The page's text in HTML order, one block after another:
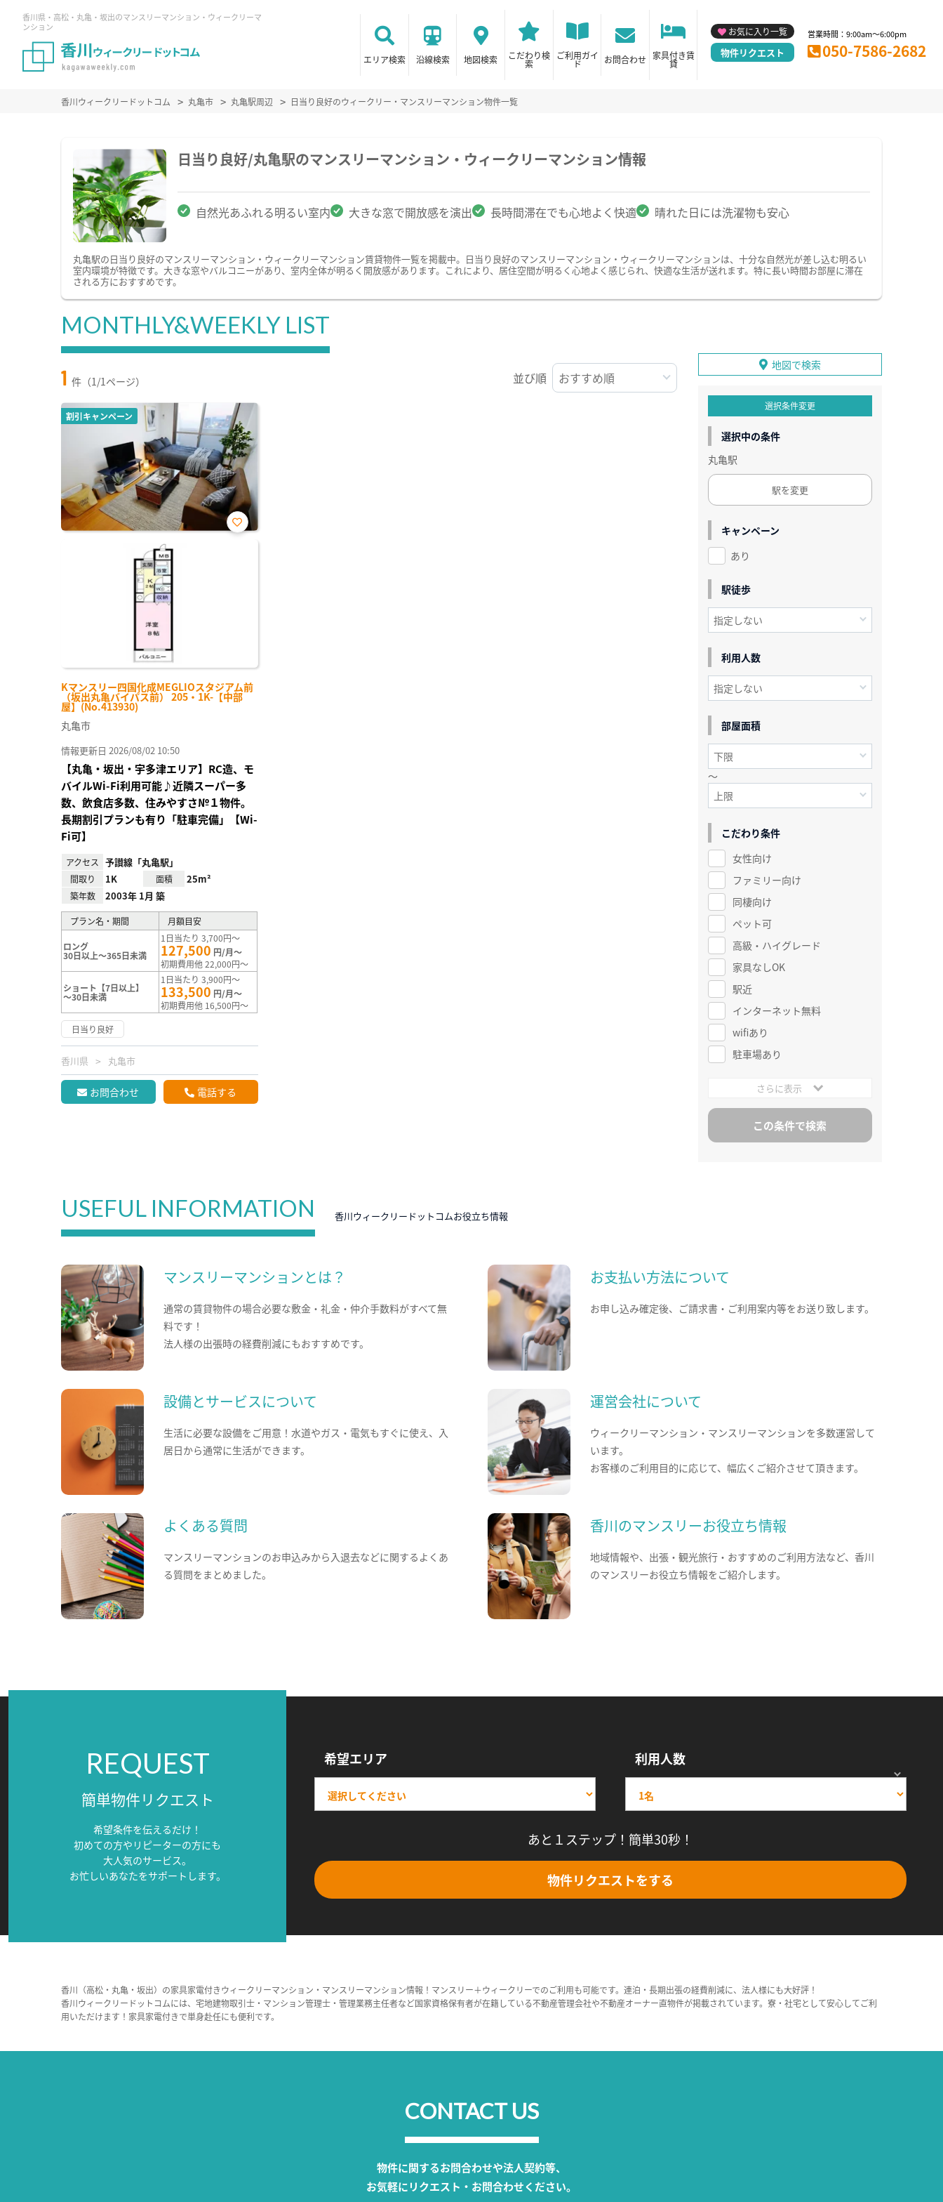
香川県・高松・丸亀・坂出のマンスリーマンション・ウィークリーマ
ンション
エリア検索 沿線検索 地図検索 こだわり検
索
ご利用ガイ
ド お問合わせ 家具付き賃
貸
お気に入り一覧
物件リクエスト
営業時間：9:00am～6:00pm
050-7586-2682
香川ウィークリードットコム 丸亀市 丸亀駅周辺 日当り良好のウィークリー・マンスリーマンション物件一覧
日当り良好/丸亀駅のマンスリーマンション・ウィークリーマンション情報
自然光あふれる明るい室内 大きな窓で開放感を演出 長時間滞在でも心地よく快適 晴れた日には洗濯物も安心
丸亀駅の日当り良好のマンスリーマンション・ウィークリーマンション賃貸物件一覧を掲載中。日当り良好のマンスリーマンション・ウィークリーマンションは、十分な自然光が差し込む明るい
室内環境が特徴です。大きな窓やバルコニーがあり、室内全体が明るく開放感があります。これにより、居住空間が明るく心地よく感じられ、快適な生活が送れます。特に長い時間お部屋に滞在
される方におすすめです。
MONTHLY&WEEKLY LIST
1 件（1/1ページ） 並び順
割引キャンペーン
Kマンスリー四国化成MEGLIOスタジアム前
（坂出丸亀バイパス前） 205・1K-【中部
屋】(No.413930)
お気
丸亀市
情報更新日 2026/08/02 10:50
【丸亀・坂出・宇多津エリア】RC造、モ
バイルWi-Fi利用可能♪近隣スーパー多
数、飲食店多数、住みやすさ№１物件。
長期割引プランも有り「駐車完備」【Wi-
Fi可】
アクセス 予讃線「丸亀駅」
間取り 1K 面積 25m²
築年数 2003年 1月 築
プラン名・期間 月額目安
ロング
30日以上～365日未満
1日当たり 3,700円～
127,500 円/月～
初期費用他 22,000円～
ショート【7日以上】
～30日未満
1日当たり 3,900円～
133,500 円/月～
初期費用他 16,500円～
日当り良好
香川県 丸亀市
お問合わせ 電話する
地図で検索
選択条件変更
選択中の条件
丸亀駅
駅を変更
キャンペーン
あり
駅徒歩
利用人数
部屋面積
～
こだわり条件
女性向け
ファミリー向け
同棲向け
ペット可
高級・ハイグレード
家具なしOK
駅近
インターネット無料
wifiあり
駐車場あり
さらに表示
USEFUL INFORMATION 香川ウィークリードットコムお役立ち情報
マンスリーマンションとは？
通常の賃貸物件の場合必要な敷金・礼金・仲介手数料がすべて無
料です！
法人様の出張時の経費削減にもおすすめです。
お支払い方法について
お申し込み確定後、ご請求書・ご利用案内等をお送り致します。
設備とサービスについて
生活に必要な設備をご用意！水道やガス・電気もすぐに使え、入
居日から通常に生活ができます。
運営会社について
ウィークリーマンション・マンスリーマンションを多数運営して
います。
お客様のご利用目的に応じて、幅広くご紹介させて頂きます。
よくある質問
マンスリーマンションのお申込みから入退去などに関するよくあ
る質問をまとめました。
香川のマンスリーお役立ち情報
地域情報や、出張・観光旅行・おすすめのご利用方法など、香川
のマンスリーお役立ち情報をご紹介します。
REQUEST
簡単物件リクエスト
希望条件を伝えるだけ！
初めての方やリピーターの方にも
大人気のサービス。
お忙しいあなたをサポートします。
希望エリア 利用人数
あと１ステップ！簡単30秒！
物件リクエストをする
香川（高松・丸亀・坂出）の家具家電付きウィークリーマンション・マンスリーマンション情報！マンスリー＋ウィークリーでのご利用も可能です。連泊・長期出張の経費削減に、法人様にも大好評！
香川ウィークリードットコムには、宅地建物取引士・マンション管理士・管理業務主任者など国家資格保有者が在籍している不動産管理会社や不動産オーナー直物件が掲載されています。寮・社宅として安心してご利
用いただけます！家具家電付きで単身赴任にも便利です。
CONTACT US
物件に関するお問合わせや法人契約等、
お気軽にリクエスト・お問合わせください。